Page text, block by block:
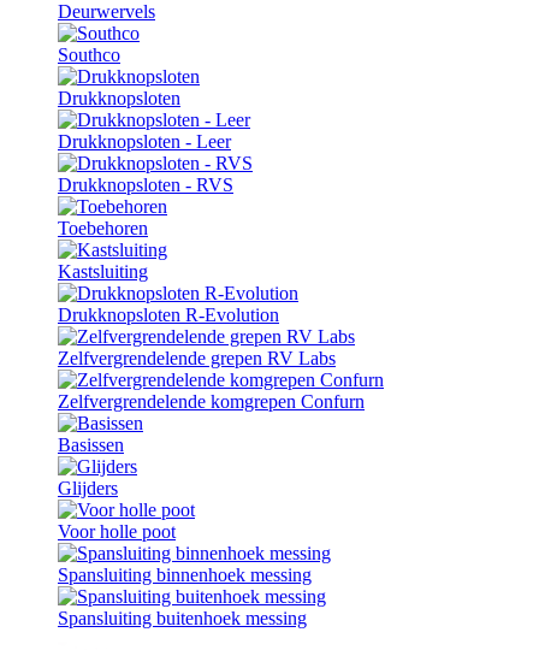
Deurwervels
Southco
Drukknopsloten
Drukknopsloten - Leer
Drukknopsloten - RVS
Toebehoren
Kastsluiting
Drukknopsloten R-Evolution
Zelfvergrendelende grepen RV Labs
Zelfvergrendelende komgrepen Confurn
Basissen
Glijders
Voor holle poot
Spansluiting binnenhoek messing
Spansluiting buitenhoek messing